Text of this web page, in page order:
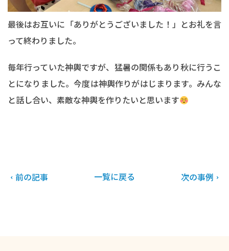
最後はお互いに「ありがとうございました！」とお礼を言
って終わりました。
毎年行っていた神輿ですが、猛暑の関係もあり秋に行うこ
とになりました。今度は神輿作りがはじまります。みんな
と話し合い、素敵な神輿を作りたいと思います
前の記事 一覧に戻る 次の事例